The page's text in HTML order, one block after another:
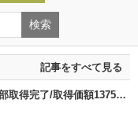
記事をすべて見る
セブン&アイnews｜米国コンビニ事業の一部取得完了/取得価額1375億円